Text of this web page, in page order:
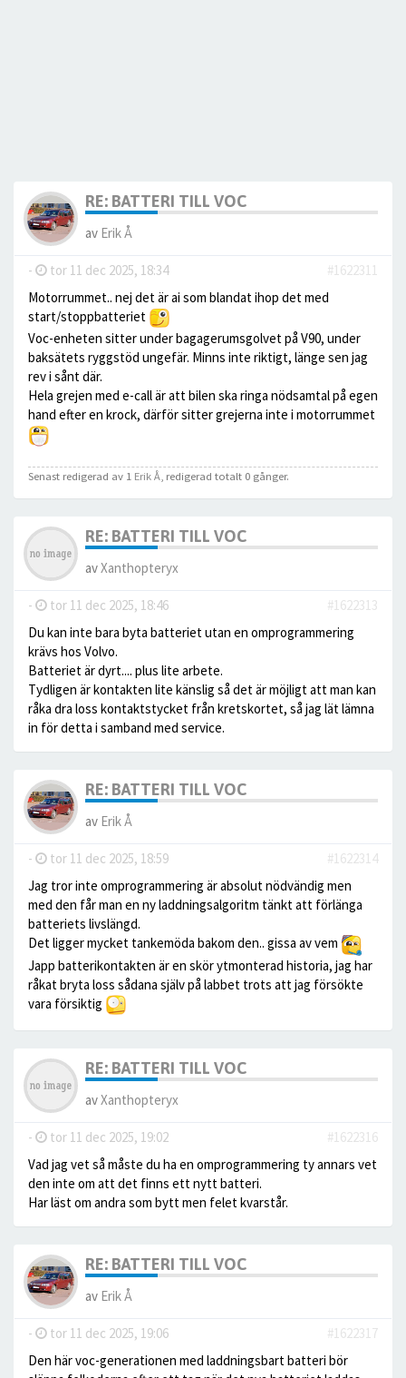
RE: BATTERI TILL VOC
av Erik Å
- tor 11 dec 2025, 18:34
#1622311
Motorrummet.. nej det är ai som blandat ihop det med
start/stoppbatteriet
Voc-enheten sitter under bagagerumsgolvet på V90, under
baksätets ryggstöd ungefär. Minns inte riktigt, länge sen jag
rev i sånt där.
Hela grejen med e-call är att bilen ska ringa nödsamtal på egen
hand efter en krock, därför sitter grejerna inte i motorrummet
Senast redigerad av 1 Erik Å, redigerad totalt 0 gånger.
RE: BATTERI TILL VOC
avXanthopteryx
- tor 11 dec 2025, 18:46
#1622313
Du kan inte bara byta batteriet utan en omprogrammering
krävs hos Volvo.
Batteriet är dyrt.... plus lite arbete.
Tydligen är kontakten lite känslig så det är möjligt att man kan
råka dra loss kontaktstycket från kretskortet, så jag lät lämna
in för detta i samband med service.
RE: BATTERI TILL VOC
av Erik Å
- tor 11 dec 2025, 18:59
#1622314
Jag tror inte omprogrammering är absolut nödvändig men
med den får man en ny laddningsalgoritm tänkt att förlänga
batteriets livslängd.
Det ligger mycket tankemöda bakom den.. gissa av vem
Japp batterikontakten är en skör ytmonterad historia, jag har
råkat bryta loss sådana själv på labbet trots att jag försökte
vara försiktig
RE: BATTERI TILL VOC
avXanthopteryx
- tor 11 dec 2025, 19:02
#1622316
Vad jag vet så måste du ha en omprogrammering ty annars vet
den inte om att det finns ett nytt batteri.
Har läst om andra som bytt men felet kvarstår.
RE: BATTERI TILL VOC
av Erik Å
- tor 11 dec 2025, 19:06
#1622317
Den här voc-generationen med laddningsbart batteri bör